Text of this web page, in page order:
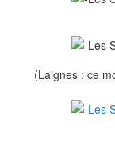
(Laignes : ce